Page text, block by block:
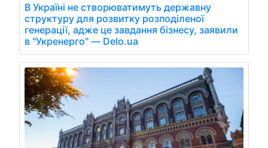
В Україні не створюватимуть державну
структуру для розвитку розподіленої
генерації, адже це завдання бізнесу, заявили
в "Укренерго" — Delo.ua